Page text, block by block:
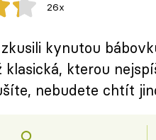
26x
kynutou
klasická, kterou
nebudete chtít